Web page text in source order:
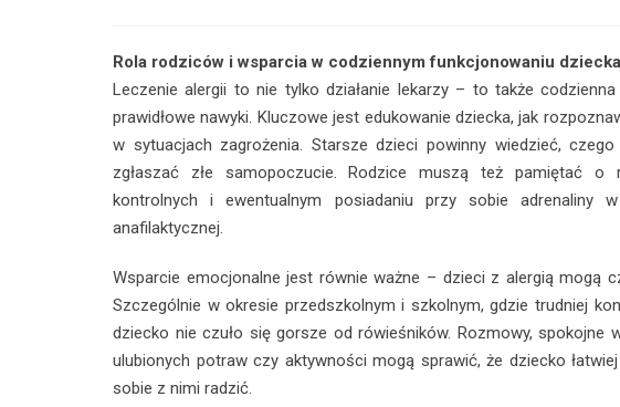
Rola rodziców i wsparcia w codziennym funkcjonowaniu
Leczenie alergii to nie tylko działanie lekarzy – to także
prawidłowe nawyki. Kluczowe jest edukowanie dziecka, jak
w sytuacjach zagrożenia. Starsze dzieci powinny wiedzieć,
zgłaszać złe samopoczucie. Rodzice muszą też pamiętać o
kontrolnych i ewentualnym posiadaniu przy sobie adrenaliny
anafilaktycznej.
Wsparcie emocjonalne jest równie ważne – dzieci z alergią mogą
Szczególnie w okresie przedszkolnym i szkolnym, gdzie trudniej
dziecko nie czuło się gorsze od rówieśników. Rozmowy, spokojne
ulubionych potraw czy aktywności mogą sprawić, że dziecko
sobie z nimi radzić.